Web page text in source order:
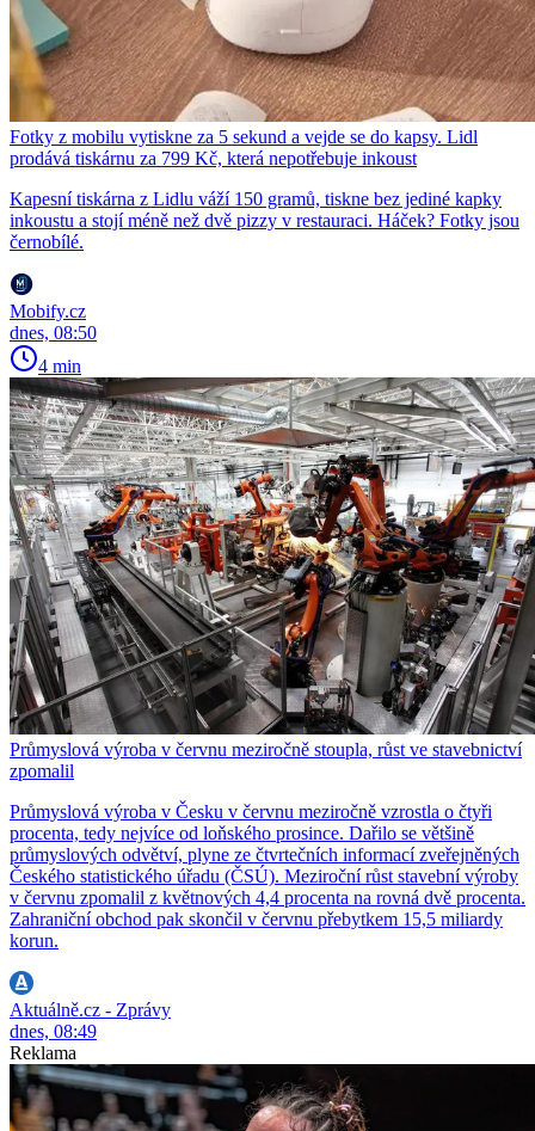
Fotky z mobilu vytiskne za 5 sekund a vejde se do kapsy. Lidl
prodává tiskárnu za 799 Kč, která nepotřebuje inkoust
Kapesní tiskárna z Lidlu váží 150 gramů, tiskne bez jediné kapky
inkoustu a stojí méně než dvě pizzy v restauraci. Háček? Fotky jsou
černobílé.
Mobify.cz
dnes, 08:50
4 min
Průmyslová výroba v červnu meziročně stoupla, růst ve stavebnictví
zpomalil
Průmyslová výroba v Česku v červnu meziročně vzrostla o čtyři
procenta, tedy nejvíce od loňského prosince. Dařilo se většině
průmyslových odvětví, plyne ze čtvrtečních informací zveřejněných
Českého statistického úřadu (ČSÚ). Meziroční růst stavební výroby
v červnu zpomalil z květnových 4,4 procenta na rovná dvě procenta.
Zahraniční obchod pak skončil v červnu přebytkem 15,5 miliardy
korun.
Aktuálně.cz - Zprávy
dnes, 08:49
Reklama